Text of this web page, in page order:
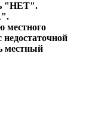
"НЕТ".
местного
местный